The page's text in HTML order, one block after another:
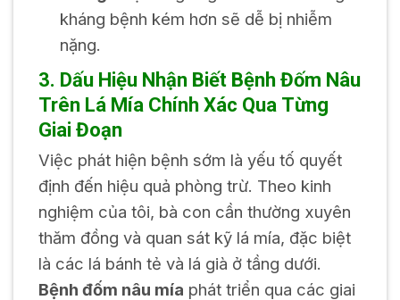
kháng bệnh kém hơn sẽ dễ bị nhiễm
nặng.
3. Dấu Hiệu Nhận Biết Bệnh Đốm Nâu
Trên Lá Mía Chính Xác Qua Từng
Giai Đoạn
Việc phát hiện bệnh sớm là yếu tố quyết
định đến hiệu quả phòng trừ. Theo kinh
nghiệm của tôi, bà con cần thường xuyên
thăm đồng và quan sát kỹ lá mía, đặc biệt
Bệnh đốm nâu mía phát triển qua các giai